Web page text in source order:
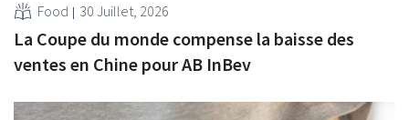
Food 30 Juillet, 2026
La Coupe du monde compense la baisse des
ventes en Chine pour AB InBev